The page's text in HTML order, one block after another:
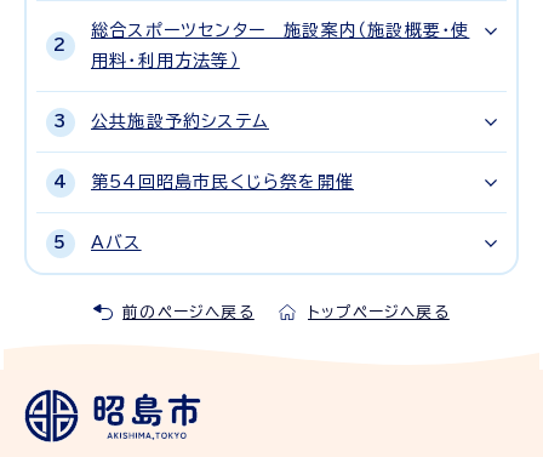
総合スポーツセンター 施設案内（施設概要・使
用料・利用方法等）
公共施設予約システム
第54回昭島市民くじら祭を開催
Aバス
前のページへ戻る トップページへ戻る